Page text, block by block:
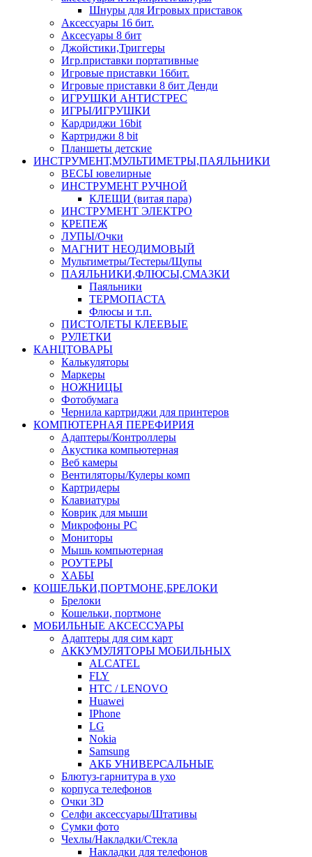
Шнуры для Игровых приставок
Аксессуары 16 бит.
Аксесуары 8 бит
Джойстики,Триггеры
Игр.приставки портативные
Игровые приставки 16бит.
Игровые приставки 8 бит Денди
ИГРУШКИ АНТИСТРЕС
ИГРЫ/ИГРУШКИ
Кардриджи 16bit
Картриджи 8 bit
Планшеты детские
ИНСТРУМЕНТ,МУЛЬТИМЕТРЫ,ПАЯЛЬНИКИ
ВЕСЫ ювелирные
ИНСТРУМЕНТ РУЧНОЙ
КЛЕЩИ (витая пара)
ИНСТРУМЕНТ ЭЛЕКТРО
КРЕПЕЖ
ЛУПЫ/Очки
МАГНИТ НЕОДИМОВЫЙ
Мультиметры/Тестеры/Щупы
ПАЯЛЬНИКИ,ФЛЮСЫ,СМАЗКИ
Паяльники
ТЕРМОПАСТА
Флюсы и т.п.
ПИСТОЛЕТЫ КЛЕЕВЫЕ
РУЛЕТКИ
КАНЦТОВАРЫ
Калькуляторы
Маркеры
НОЖНИЦЫ
Фотобумага
Чернила картриджи для принтеров
КОМПЮТЕРНАЯ ПЕРЕФИРИЯ
Адаптеры/Контроллеры
Акустика компьютерная
Веб камеры
Вентиляторы/Кулеры комп
Картридеры
Клавиатуры
Коврик для мыши
Микрофоны PC
Мониторы
Мышь компьютерная
РОУТЕРЫ
ХАБЫ
КОШЕЛЬКИ,ПОРТМОНЕ,БРЕЛОКИ
Брелоки
Кошельки, портмоне
МОБИЛЬНЫЕ АКСЕССУАРЫ
Адаптеры для сим карт
АККУМУЛЯТОРЫ МОБИЛЬНЫХ
ALCATEL
FLY
HTC / LENOVO
Huawei
IPhone
LG
Nokia
Samsung
АКБ УНИВЕРСАЛЬНЫЕ
Блютуз-гарнитура в ухо
корпуса телефонов
Очки 3D
Селфи аксессуары/Штативы
Сумки фото
Чехлы/Накладки/Стекла
Накладки для телефонов